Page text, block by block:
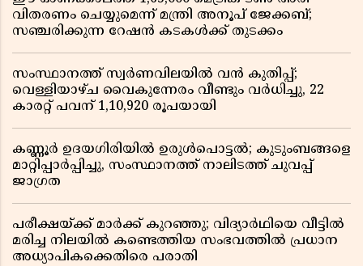
വിതരണം ചെയ്യുമെന്ന് മന്ത്രി അനൂപ് ജേക്കബ്;
സഞ്ചരിക്കുന്ന റേഷൻ കടകൾക്ക് തുടക്കം
സംസ്ഥാനത്ത് സ്വർണവിലയിൽ വൻ കുതിപ്പ്;
വെള്ളിയാഴ്ച വൈകുന്നേരം വീണ്ടും വർധിച്ചു, 22
കാരറ്റ് പവന് 1,10,920 രൂപയായി
കണ്ണൂർ ഉദയഗിരിയിൽ ഉരുൾപൊട്ടൽ; കുടുംബങ്ങളെ
മാറ്റിപ്പാർപ്പിച്ചു, സംസ്ഥാനത്ത് നാലിടത്ത് ചുവപ്പ്
ജാഗ്രത
പരീക്ഷയ്ക്ക് മാർക്ക് കുറഞ്ഞു; വിദ്യാർഥിയെ വീട്ടിൽ
മരിച്ച നിലയിൽ കണ്ടെത്തിയ സംഭവത്തിൽ പ്രധാന
അധ്യാപികക്കെതിരെ പരാതി